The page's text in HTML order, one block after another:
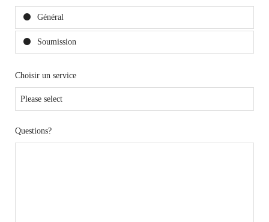
Général
Soumission
Choisir un service
Questions?